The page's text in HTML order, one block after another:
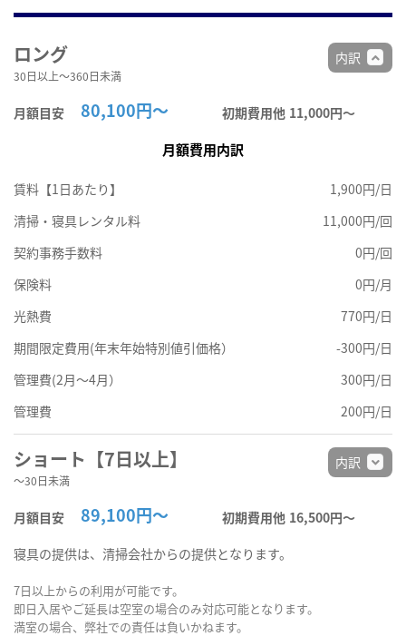
ロング
30日以上～360日未満
月額目安 80,100円～ 初期費用他 11,000円〜
内訳
月額費用内訳
賃料【1日あたり】
1,900円/日
清掃・寝具レンタル料
11,000円/回
契約事務手数料
0円/回
保険料
0円/月
光熱費
770円/日
期間限定費用(年末年始特別値引価格）
-300円/日
管理費(2月～4月）
300円/日
管理費
200円/日
ショート【7日以上】
～30日未満
月額目安 89,100円～ 初期費用他 16,500円〜
内訳
寝具の提供は、清掃会社からの提供となります。
7日以上からの利用が可能です。
即日入居やご延長は空室の場合のみ対応可能となります。
満室の場合、弊社での責任は負いかねます。